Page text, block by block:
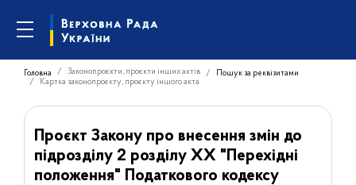
Головна Законопроєкти, проєкти інших актів
Пошук за реквізитами
Картка законопроєкту, проєкту іншого акта
Проєкт Закону про внесення змін до
підрозділу 2 розділу ХХ "Перехідні
положення" Податкового кодексу